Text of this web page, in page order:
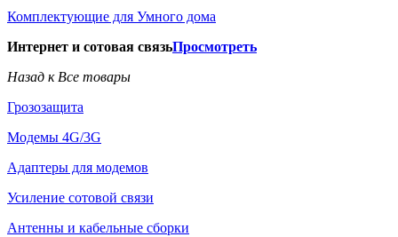
Комплектующие для Умного дома
Интернет и сотовая связьПросмотреть
Назад к Все товары
Грозозащита
Модемы 4G/3G
Адаптеры для модемов
Усиление сотовой связи
Антенны и кабельные сборки